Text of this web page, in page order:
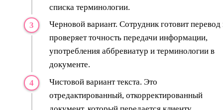
списка терминологии.
Черновой вариант. Сотрудник готовит перевод
проверяет точность передачи информации,
употребления аббревиатур и терминологии в
документе.
Чистовой вариант текста. Это
отредактированный, откорректированный